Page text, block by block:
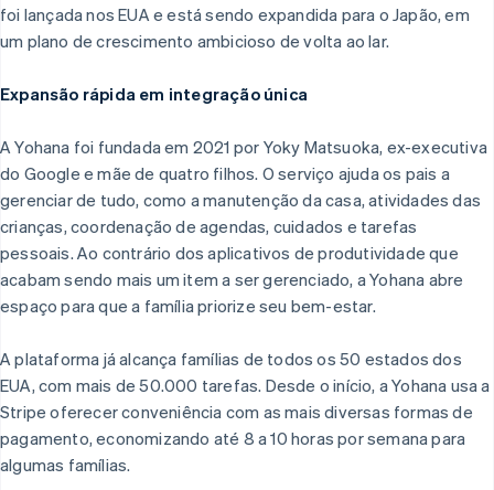
foi lançada nos EUA e está sendo expandida para o Japão, em
um plano de crescimento ambicioso de volta ao lar.
Expansão rápida em integração única
A Yohana foi fundada em 2021 por Yoky Matsuoka, ex-executiva
do Google e mãe de quatro filhos. O serviço ajuda os pais a
gerenciar de tudo, como a manutenção da casa, atividades das
crianças, coordenação de agendas, cuidados e tarefas
pessoais. Ao contrário dos aplicativos de produtividade que
acabam sendo mais um item a ser gerenciado, a Yohana abre
espaço para que a família priorize seu bem-estar.
A plataforma já alcança famílias de todos os 50 estados dos
EUA, com mais de 50.000 tarefas. Desde o início, a Yohana usa a
Stripe oferecer conveniência com as mais diversas formas de
pagamento, economizando até 8 a 10 horas por semana para
algumas famílias.